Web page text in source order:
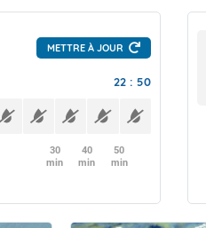
METTRE À JOUR
22 : 50
30
min
40
min
50
min